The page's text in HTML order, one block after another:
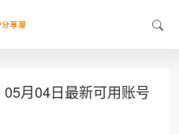
月04日最新可用账号